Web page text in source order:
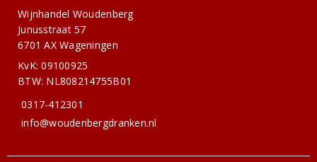
Wijnhandel Woudenberg
Junusstraat 57
6701 AX Wageningen
KvK: 09100925
BTW: NL808214755B01
0317-412301
info@woudenbergdranken.nl